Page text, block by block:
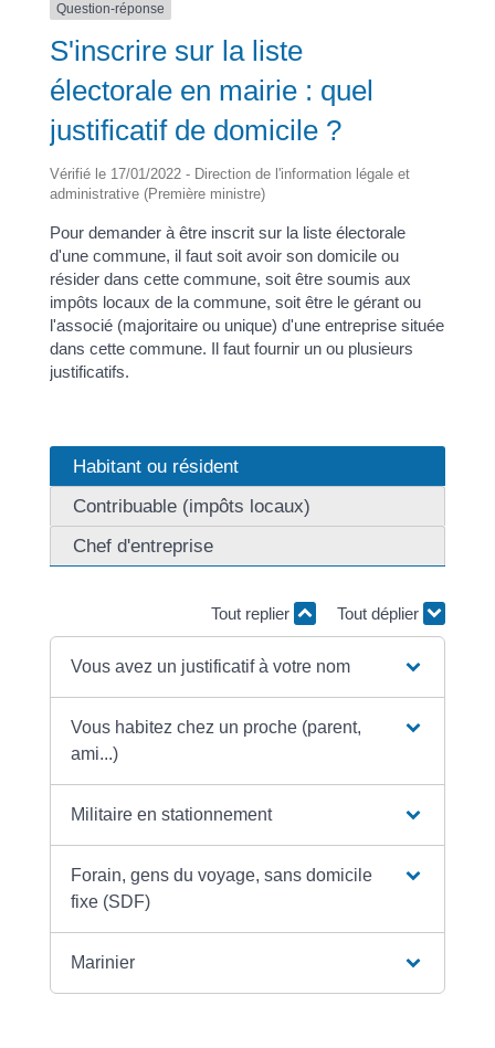
Question-réponse
S'inscrire sur la liste
électorale en mairie : quel
justificatif de domicile ?
Vérifié le 17/01/2022 - Direction de l'information légale et
administrative (Première ministre)
Pour demander à être inscrit sur la liste électorale
d'une commune, il faut soit avoir son domicile ou
résider dans cette commune, soit être soumis aux
impôts locaux de la commune, soit être le gérant ou
l'associé (majoritaire ou unique) d'une entreprise située
dans cette commune. Il faut fournir un ou plusieurs
justificatifs.
Habitant ou résident
Contribuable (impôts locaux)
Chef d'entreprise
Tout replier Tout déplier
Vous avez un justificatif à votre nom
Vous habitez chez un proche (parent,
ami...)
Militaire en stationnement
Forain, gens du voyage, sans domicile
fixe (SDF)
Marinier